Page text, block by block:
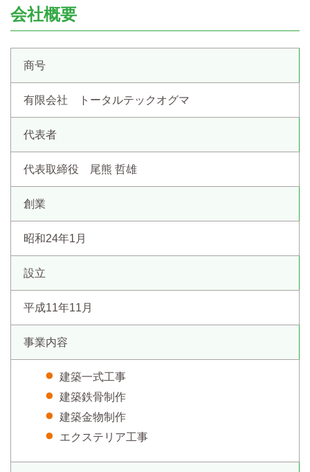
会社概要
商号
有限会社 トータルテックオグマ
代表者
代表取締役 尾熊 哲雄
創業
昭和24年1月
設立
平成11年11月
事業内容
建築一式工事
建築鉄骨制作
建築金物制作
エクステリア工事